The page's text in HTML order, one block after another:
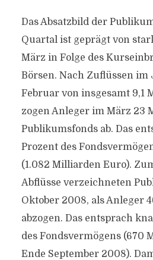
Das Absatzbild der
Quartal ist geprägt von
März in Folge des
Börsen. Nach Zuflüssen im
Februar von insgesamt 9,1
zogen Anleger im März 23
Publikumsfonds ab. Das
Prozent des
(1.082 Milliarden Euro).
Abflüsse verzeichneten
Oktober 2008, als Anleger
abzogen. Das entsprach
des Fondsvermögens (670
Ende September 2008).